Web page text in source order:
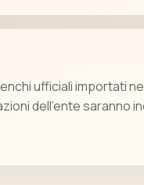
ufficiali importati
dell’ente saranno